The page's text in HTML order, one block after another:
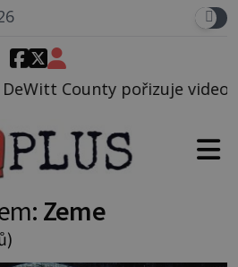
na kterém před jeho
Zeme